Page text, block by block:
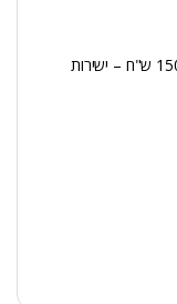
*** משלוח – הובלת מדרכה בתשלום של 150 ש"ח – ישירות